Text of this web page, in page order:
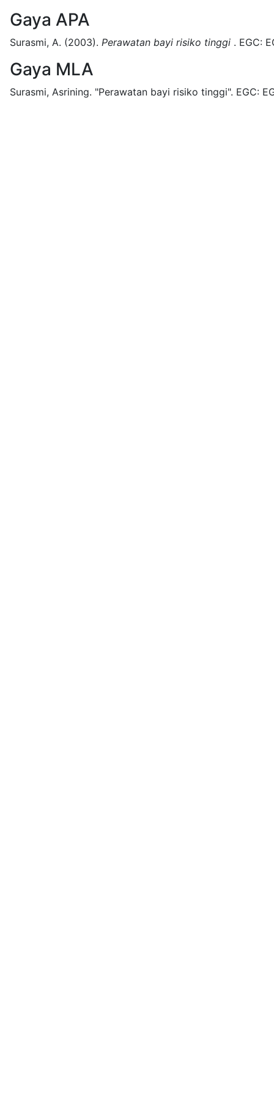
Gaya APA
Surasmi, A. (2003). Perawatan bayi risiko tinggi . EGC:
Gaya MLA
Surasmi, Asrining. "Perawatan bayi risiko tinggi". EGC: